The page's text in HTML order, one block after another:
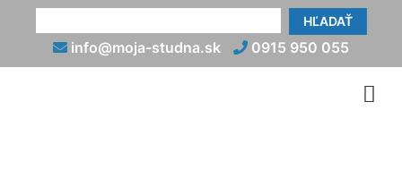
HĽADAŤ
info@moja-studna.sk 0915 950 055